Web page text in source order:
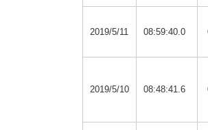
2019/5/11 08:59:40.0
2019/5/10 08:48:41.6